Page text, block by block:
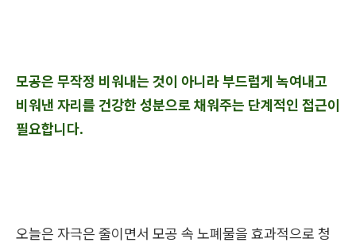
모공은 무작정 비워내는 것이 아니라 부드럽게 녹여내고
비워낸 자리를 건강한 성분으로 채워주는 단계적인 접근이
필요합니다.
오늘은 자극은 줄이면서 모공 속 노폐물을 효과적으로 청